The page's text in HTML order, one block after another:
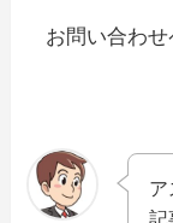
お問い合わ
ア
記